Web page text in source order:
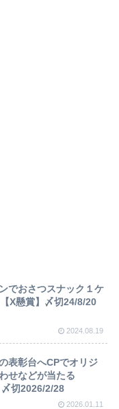
でおさつスナック１ケ
X懸賞】〆切24/8/20
2024.08.19
表彰台へCPでオリジ
せなどが当たる
〆切2026/2/28
2026.01.11